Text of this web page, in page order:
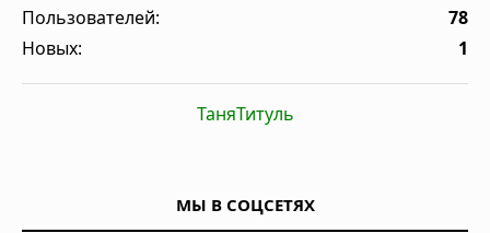
Пользователей:
78
Новых:
1
ТаняТитуль
МЫ В СОЦСЕТЯХ